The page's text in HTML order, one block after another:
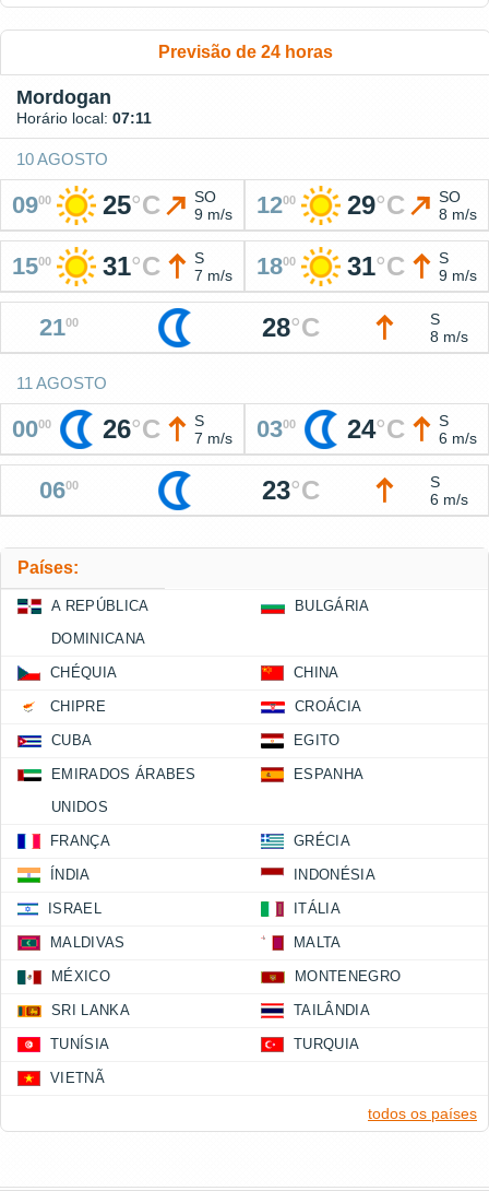
Previsão de 24 horas
Mordogan
Horário local: 07:11
10 AGOSTO
0900 25°C
SO
9 m/s
1200 29°C
SO
8 m/s
1500 31°C
S
7 m/s
1800 31°C
S
9 m/s
2100 28°C
S
8 m/s
11 AGOSTO
0000 26°C
S
7 m/s
0300 24°C
S
6 m/s
0600 23°C
S
6 m/s
Países:
A REPÚBLICA
DOMINICANA
BULGÁRIA
CHÉQUIA CHINA
CHIPRE CROÁCIA
CUBA EGITO
EMIRADOS ÁRABES
UNIDOS
ESPANHA
FRANÇA GRÉCIA
ÍNDIA INDONÉSIA
ISRAEL ITÁLIA
MALDIVAS MALTA
MÉXICO MONTENEGRO
SRI LANKA TAILÂNDIA
TUNÍSIA TURQUIA
VIETNÃ
todos os países